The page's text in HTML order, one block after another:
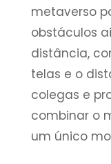
metaverso
obstáculos
distância,
telas e o
colegas e
combinar o
um único